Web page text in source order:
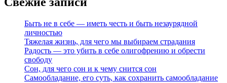
Быть не в себе — иметь честь и быть незаурядной
личностью
Тяжелая жизнь, для чего мы выбираем страдания
Радость — это убить в себе олигофрению и обрести
свободу
Сон, для чего сон и к чему снится сон
Самообладание, его суть, как сохранить самообладание